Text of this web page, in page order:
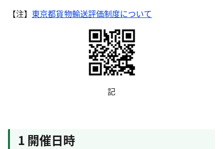
【注】 東京都貨物輸送評価制度について
記
1 開催日時